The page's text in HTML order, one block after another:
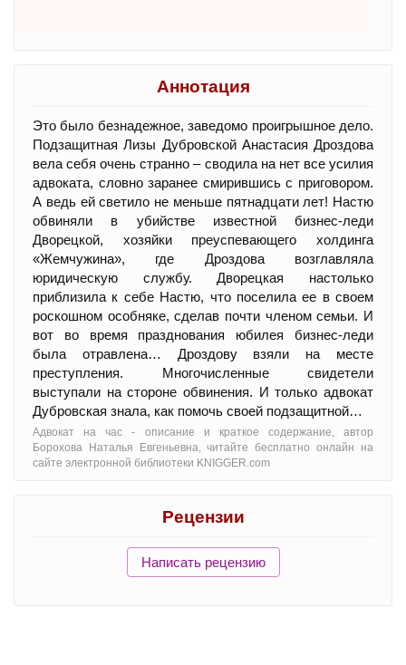
Аннотация
Это было безнадежное, заведомо проигрышное дело.
Подзащитная Лизы Дубровской Анастасия Дроздова
вела себя очень странно – сводила на нет все усилия
адвоката, словно заранее смирившись с приговором.
А ведь ей светило не меньше пятнадцати лет! Настю
обвиняли в убийстве известной бизнес-леди
Дворецкой, хозяйки преуспевающего холдинга
«Жемчужина», где Дроздова возглавляла
юридическую службу. Дворецкая настолько
приблизила к себе Настю, что поселила ее в своем
роскошном особняке, сделав почти членом семьи. И
вот во время празднования юбилея бизнес-леди
была отравлена… Дроздову взяли на месте
преступления. Многочисленные свидетели
выступали на стороне обвинения. И только адвокат
Дубровская знала, как помочь своей подзащитной…
Адвокат на час - oписание и краткое содержание, автор
Борохова Наталья Евгеньевна, читайте бесплатно онлайн на
сайте электронной библиотеки KNIGGER.com
Рецензии
Написать рецензию